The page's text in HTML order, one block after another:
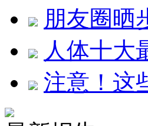
朋友圈晒
人体十大
注意！这